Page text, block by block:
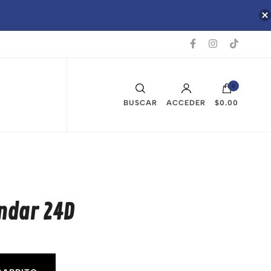
BUSCAR ACCEDER
0
$0.00
24D